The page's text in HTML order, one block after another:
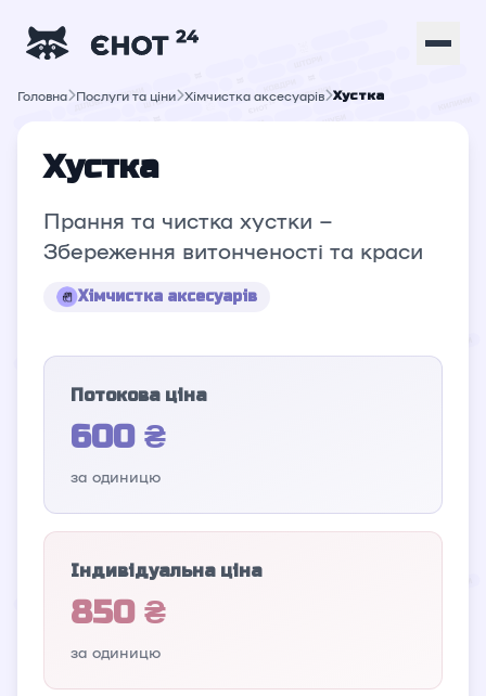
Головна Послуги та ціни Хімчистка аксесуарів Хустка
Хустка
Прання та чистка хустки –
Збереження витонченості та краси
Хімчистка аксесуарів
Потокова ціна
600 ₴
за одиницю
Індивідуальна ціна
850 ₴
за одиницю